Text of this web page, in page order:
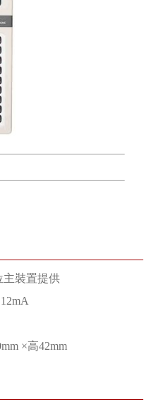
主裝置提供
×高42mm